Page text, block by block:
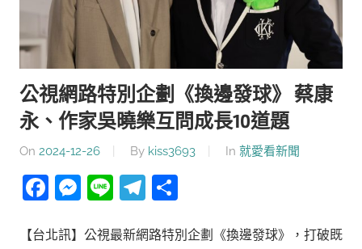
薦
公視網路特別企劃《換邊發球》 蔡康
永、作家吳曉樂互問成長10道題
On 2024-12-26 By kiss3693 In 就愛看新聞
Facebook
Messenger
LineTelegram
【台北訊】公視最新網路特別企劃《換邊發球》，打破既